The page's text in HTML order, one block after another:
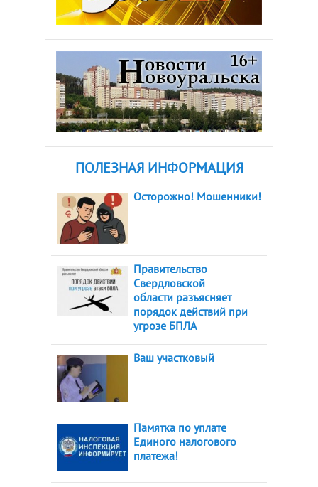
ПОЛЕЗНАЯ ИНФОРМАЦИЯ
Осторожно! Мошенники!
Правительство
Свердловской
области разъясняет
порядок действий при
угрозе БПЛА
Ваш участковый
Памятка по уплате
Единого налогового
платежа!